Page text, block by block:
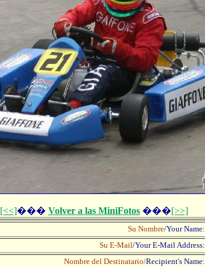
[<<]��� Volver a las MiniFotos ���[>>]
Su Nombre/Your Name:
Su E-Mail/Your E-Mail Address:
Nombre del Destinatario/Recipient's Name: